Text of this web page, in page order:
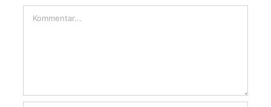
Kommentar